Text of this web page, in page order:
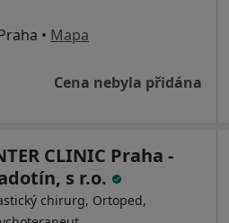
• Mapa
Cena nebyla přidána
CLINIC Praha -
s r.o.
chirurg, Ortoped,